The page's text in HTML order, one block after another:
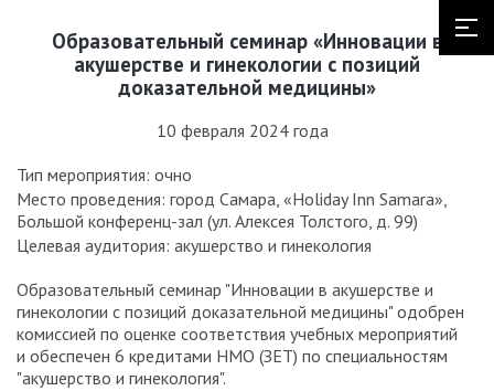
Образовательный семинар «Инновации в
акушерстве и гинекологии с позиций
доказательной медицины»
10 февраля 2024 года
Тип мероприятия: очно
Место проведения: город Самара, «Holiday Inn Samara»,
Большой конференц-зал (ул. Алексея Толстого, д. 99)
Целевая аудитория: акушерство и гинекология
Образовательный семинар "Инновации в акушерстве и
гинекологии с позиций доказательной медицины" одобрен
комиссией по оценке соответствия учебных мероприятий
и обеспечен 6 кредитами НМО (ЗЕТ) по специальностям
"акушерство и гинекология".